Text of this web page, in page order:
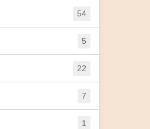
54
5
22
7
1